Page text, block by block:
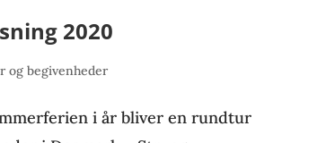
2020
og begivenheder
i år bliver en rundtur